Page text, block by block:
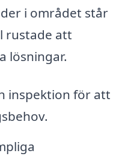
i området står
rustade att
lösningar.
inspektion för att